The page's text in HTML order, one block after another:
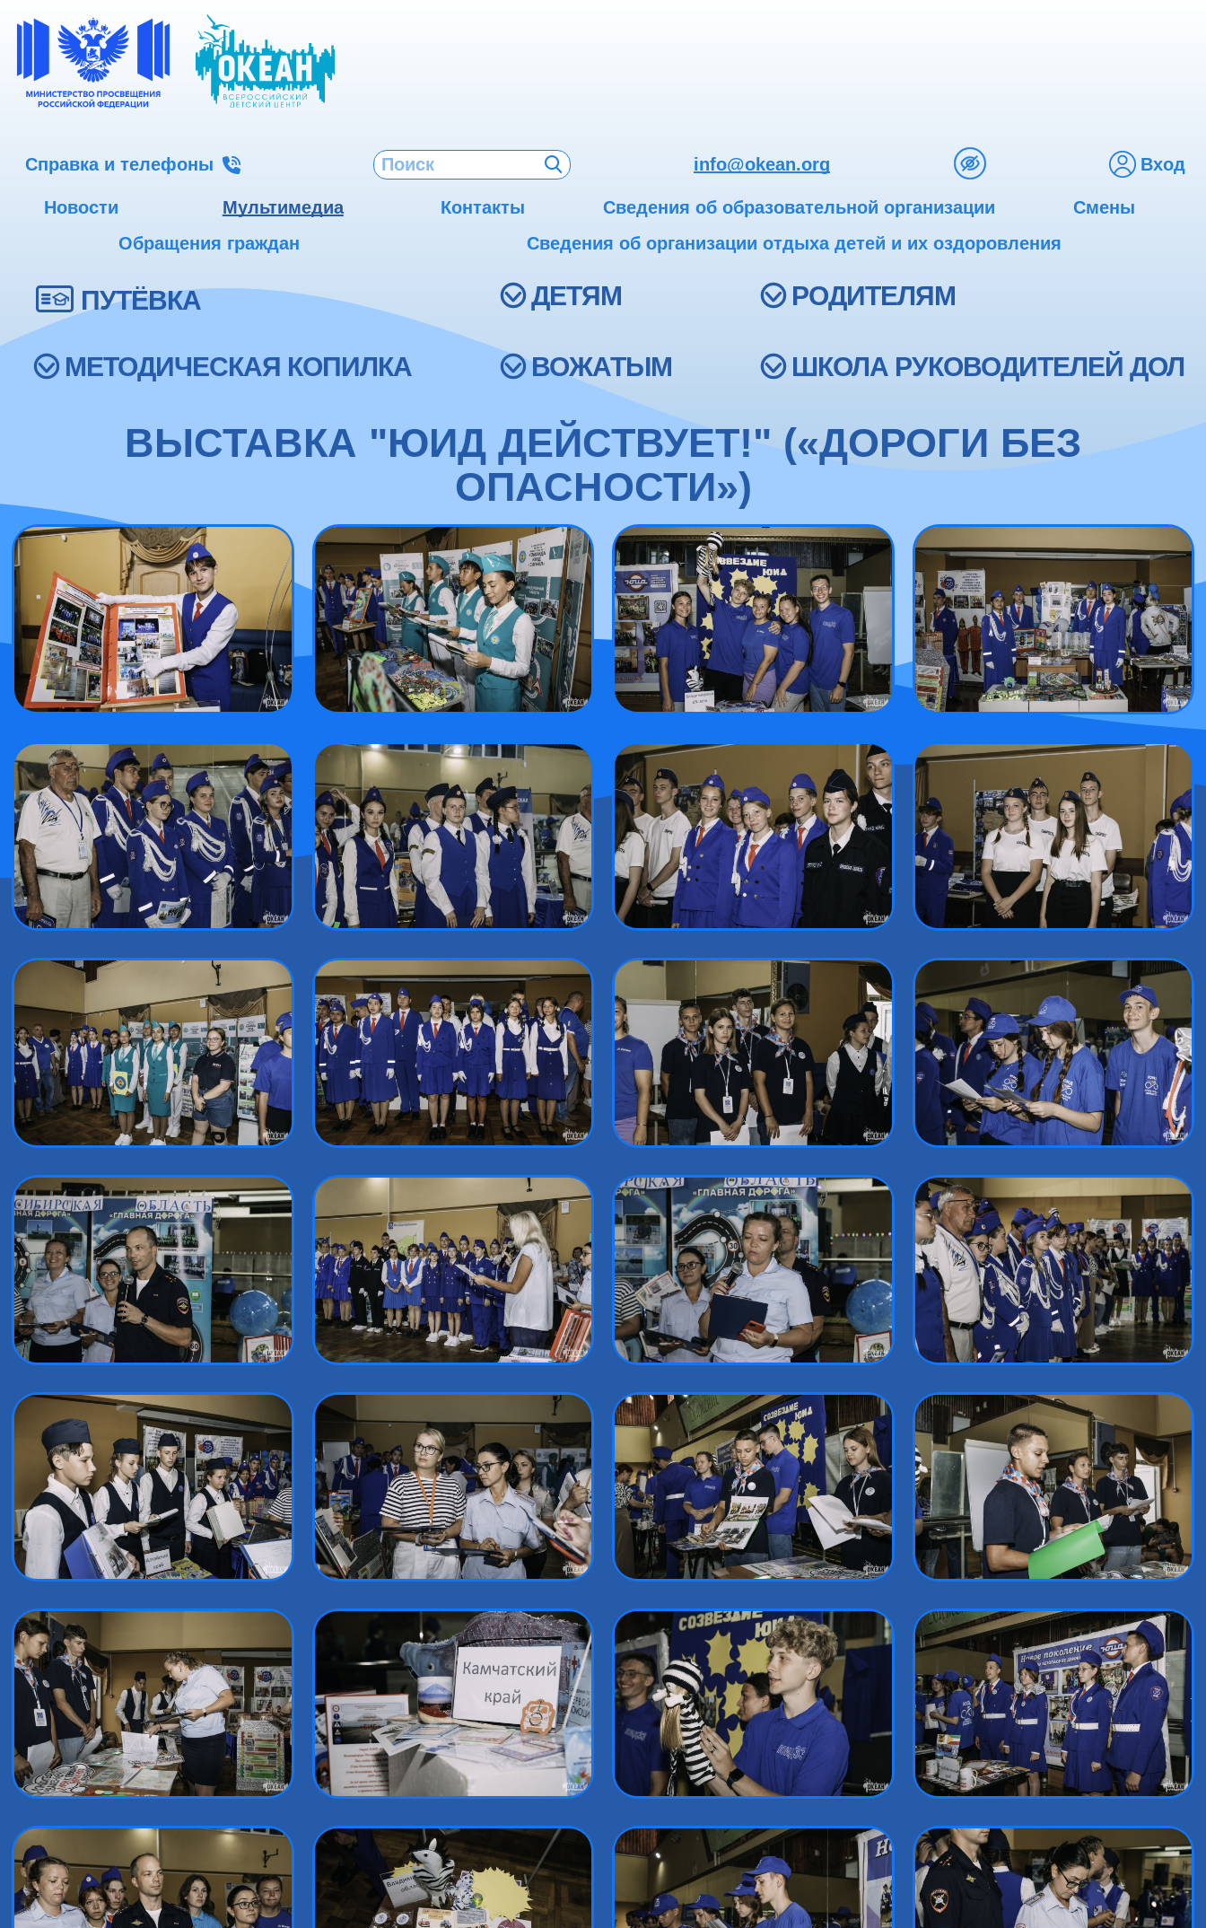
Справка и телефоны info@okean.org Вход
Новости Мультимедиа Контакты Сведения об образовательной организации
Смены
Обращения граждан
Сведения об организации отдыха детей и их оздоровления
ПУТЁВКА ДЕТЯМ РОДИТЕЛЯМ
МЕТОДИЧЕСКАЯ КОПИЛКА ВОЖАТЫМ ШКОЛА РУКОВОДИТЕЛЕЙ ДОЛ
ВЫСТАВКА "ЮИД ДЕЙСТВУЕТ!" («ДОРОГИ БЕЗ
ОПАСНОСТИ»)